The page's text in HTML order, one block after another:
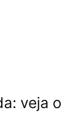
veja o